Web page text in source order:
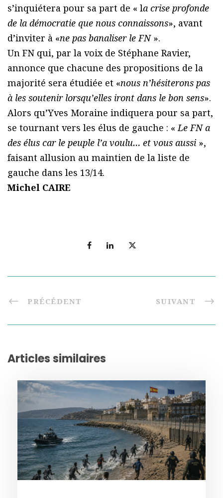
s’inquiétera pour sa part de « la crise profonde
de la démocratie que nous connaissons», avant
d’inviter à «ne pas banaliser le FN ».
Un FN qui, par la voix de Stéphane Ravier,
annonce que chacune des propositions de la
majorité sera étudiée et «nous n’hésiterons pas
à les soutenir lorsqu’elles iront dans le bon sens».
Alors qu’Yves Moraine indiquera pour sa part,
se tournant vers les élus de gauche : «Le FN a
des élus car le peuple l’a voulu… et vous aussi »,
faisant allusion au maintien de la liste de
gauche dans les 13/14.
Michel CAIRE
PRÉCÉDENT SUIVANT
Articles similaires